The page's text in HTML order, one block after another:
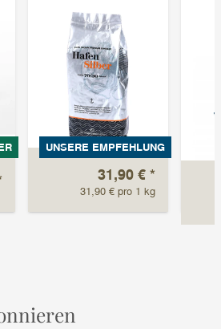
UNSERE EMPFEHLUNG
31,90 € *
31,90 € pro 1 kg